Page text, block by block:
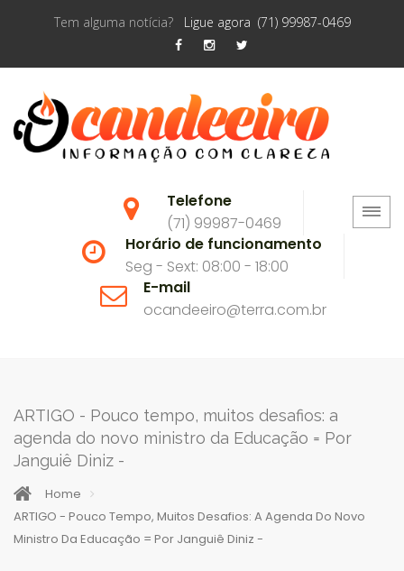
Tem alguma notícia? Ligue agora (71) 99987-0469
Telefone
(71) 99987-0469
Horário de funcionamento
Seg - Sext: 08:00 - 18:00
E-mail
ocandeeiro@terra.com.br
ARTIGO - Pouco tempo, muitos desafios: a
agenda do novo ministro da Educação = Por
Janguiê Diniz -
Home
ARTIGO - Pouco Tempo, Muitos Desafios: A Agenda Do Novo
Ministro Da Educação = Por Janguiê Diniz -